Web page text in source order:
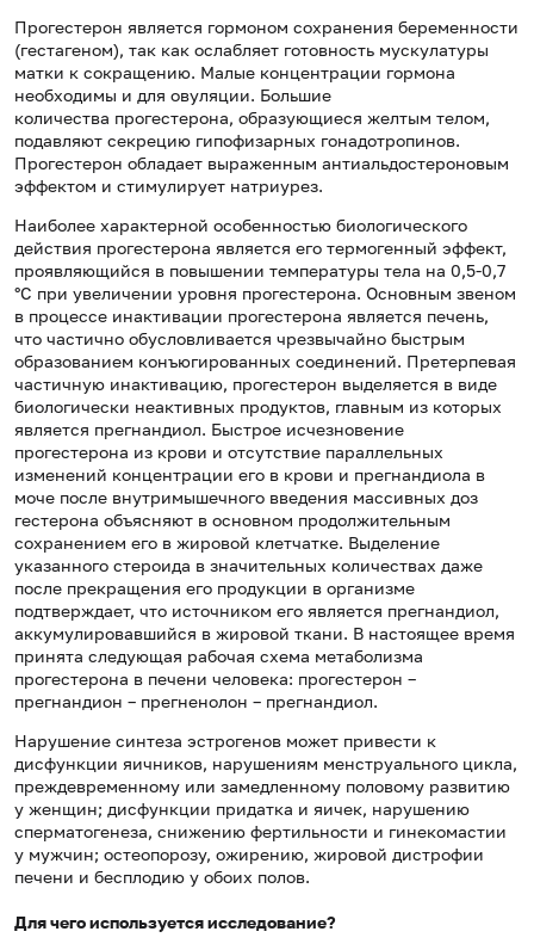
Прогестерон является гормоном сохранения беременности
(гестагеном), так как ослабляет готовность мускулатуры
матки к сокращению. Малые концентрации гормона
необходимы и для овуляции. Большие
количества прогестерона, образующиеся желтым телом,
подавляют секрецию гипофизарных гонадотропинов.
Прогестерон обладает выраженным антиальдостероновым
эффектом и стимулирует натриурез.
Наиболее характерной особенностью биологического
действия прогестерона является его термогенный эффект,
проявляющийся в повышении температуры тела на 0,5-0,7
°C при увеличении уровня прогестерона. Основным звеном
в процессе инактивации прогестерона является печень,
что частично обусловливается чрезвычайно быстрым
образованием конъюгированных соединений. Претерпевая
частичную инактивацию, прогестерон выделяется в виде
биологически неактивных продуктов, главным из которых
является прегнандиол. Быстрое исчезновение
прогестерона из крови и отсутствие параллельных
изменений концентрации его в крови и прегнандиола в
моче после внутримышечного введения массивных доз
гестерона объясняют в основном продолжительным
сохранением его в жировой клетчатке. Выделение
указанного стероида в значительных количествах даже
после прекращения его продукции в организме
подтверждает, что источником его является прегнандиол,
аккумулировавшийся в жировой ткани. В настоящее время
принята следующая рабочая схема метаболизма
прогестерона в печени человека: прогестерон –
прегнандион – прегненолон – прегнандиол.
Нарушение синтеза эстрогенов может привести к
дисфункции яичников, нарушениям менструального цикла,
преждевременному или замедленному половому развитию
у женщин; дисфункции придатка и яичек, нарушению
сперматогенеза, снижению фертильности и гинекомастии
у мужчин; остеопорозу, ожирению, жировой дистрофии
печени и бесплодию у обоих полов.
Для чего используется исследование?